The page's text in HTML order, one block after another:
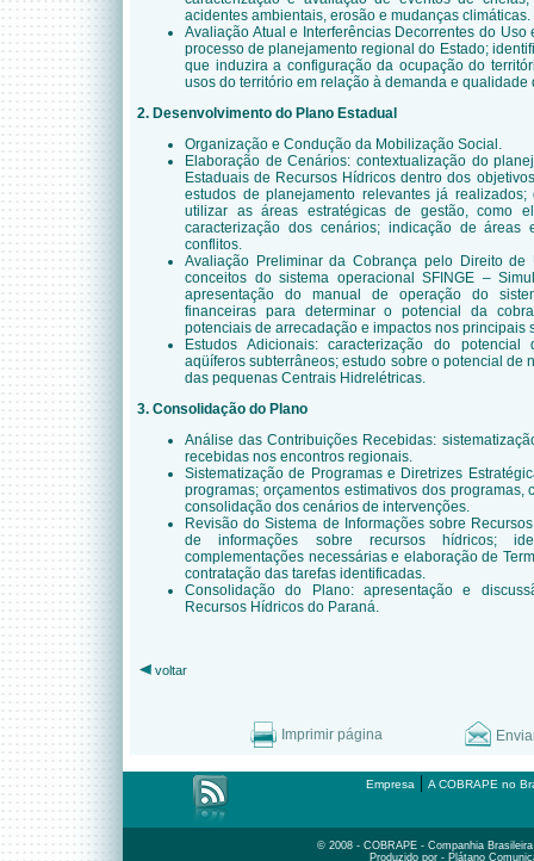
acidentes ambientais, erosão e mudanças climáticas.
Avaliação Atual e Interferências Decorrentes do
processo de planejamento regional do Estado;
que induzira a configuração da ocupação do
usos do território em relação à demanda e qualidade
2. Desenvolvimento do Plano Estadual
Organização e Condução da Mobilização Social.
Elaboração de Cenários: contextualização do
Estaduais de Recursos Hídricos dentro dos
estudos de planejamento relevantes já
utilizar as áreas estratégicas de gestão, como
caracterização dos cenários; indicação de áreas
conflitos.
Avaliação Preliminar da Cobrança pelo Direito
conceitos do sistema operacional SFINGE –
apresentação do manual de operação do
financeiras para determinar o potencial da
potenciais de arrecadação e impactos nos principais
Estudos Adicionais: caracterização do
aqüíferos subterrâneos; estudo sobre o potencial de
das pequenas Centrais Hidrelétricas.
3. Consolidação do Plano
Análise das Contribuições Recebidas:
recebidas nos encontros regionais.
Sistematização de Programas e Diretrizes
programas; orçamentos estimativos dos programas,
consolidação dos cenários de intervenções.
Revisão do Sistema de Informações sobre
de informações sobre recursos hídricos;
complementações necessárias e elaboração de
contratação das tarefas identificadas.
Consolidação do Plano: apresentação e
Recursos Hídricos do Paraná.
voltar
Imprimir página
Empresa | A COBRAPE no
© 2008 - COBRAPE - Companhia
Produzido por - Plátano